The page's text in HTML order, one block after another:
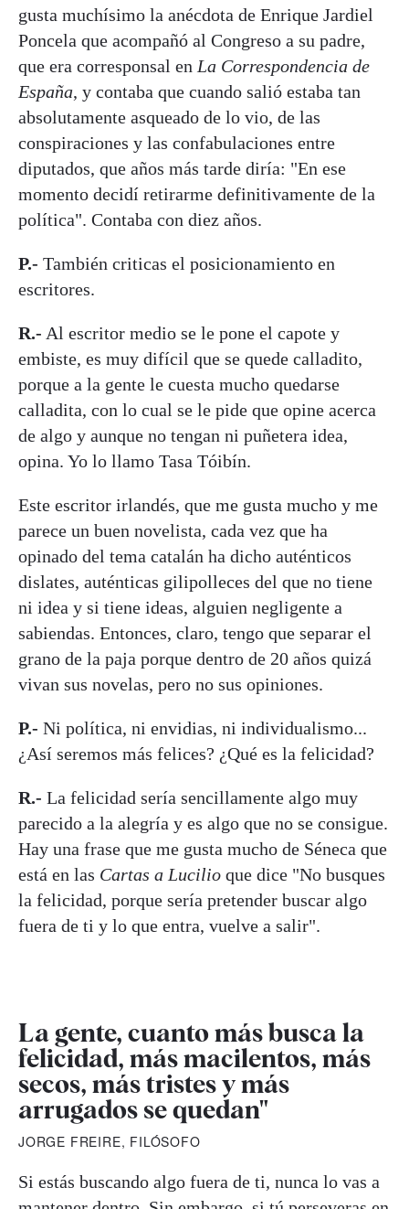
gusta muchísimo la anécdota de Enrique Jardiel
Poncela que acompañó al Congreso a su padre,
que era corresponsal en La Correspondencia de
España, y contaba que cuando salió estaba tan
absolutamente asqueado de lo vio, de las
conspiraciones y las confabulaciones entre
diputados, que años más tarde diría: "En ese
momento decidí retirarme definitivamente de la
política". Contaba con diez años.
P.- También criticas el posicionamiento en
escritores.
R.- Al escritor medio se le pone el capote y
embiste, es muy difícil que se quede calladito,
porque a la gente le cuesta mucho quedarse
calladita, con lo cual se le pide que opine acerca
de algo y aunque no tengan ni puñetera idea,
opina. Yo lo llamo Tasa Tóibín.
Este escritor irlandés, que me gusta mucho y me
parece un buen novelista, cada vez que ha
opinado del tema catalán ha dicho auténticos
dislates, auténticas gilipolleces del que no tiene
ni idea y si tiene ideas, alguien negligente a
sabiendas. Entonces, claro, tengo que separar el
grano de la paja porque dentro de 20 años quizá
vivan sus novelas, pero no sus opiniones.
P.- Ni política, ni envidias, ni individualismo...
¿Así seremos más felices? ¿Qué es la felicidad?
R.- La felicidad sería sencillamente algo muy
parecido a la alegría y es algo que no se consigue.
Hay una frase que me gusta mucho de Séneca que
está en las Cartas a Lucilio que dice "No busques
la felicidad, porque sería pretender buscar algo
fuera de ti y lo que entra, vuelve a salir".
La gente, cuanto más busca la
felicidad, más macilentos, más
secos, más tristes y más
arrugados se quedan"
JORGE FREIRE, FILÓSOFO
Si estás buscando algo fuera de ti, nunca lo vas a